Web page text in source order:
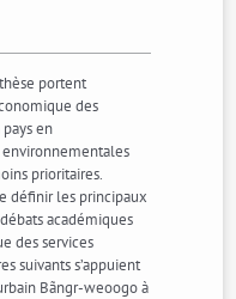
portent
des
en
prioritaires.
définir les principaux
académiques
des services
suivants s’appuient
Bãngr-weoogo à